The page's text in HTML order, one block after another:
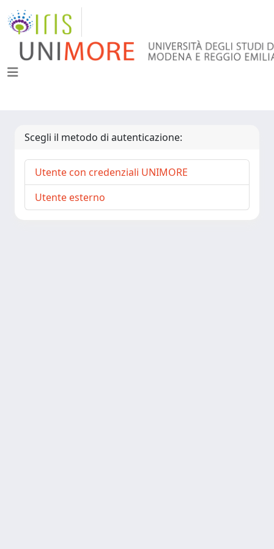
Scegli il metodo di autenticazione:
Utente con credenziali UNIMORE
Utente esterno